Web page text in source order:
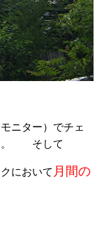
ニター）でチェ
す。 そして
において 月間の